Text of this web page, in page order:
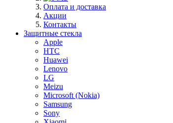
Оплата и доставка
Акции
Контакты
Защитные стекла
Apple
HTC
Huawei
Lenovo
LG
Meizu
Microsoft (Nokia)
Samsung
Sony